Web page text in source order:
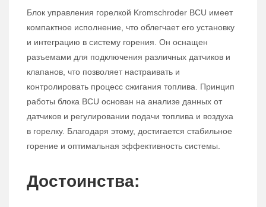
Блок управления горелкой Kromschroder BCU имеет
компактное исполнение, что облегчает его установку
и интеграцию в систему горения. Он оснащен
разъемами для подключения различных датчиков и
клапанов, что позволяет настраивать и
контролировать процесс сжигания топлива. Принцип
работы блока BCU основан на анализе данных от
датчиков и регулировании подачи топлива и воздуха
в горелку. Благодаря этому, достигается стабильное
горение и оптимальная эффективность системы.
Достоинства: